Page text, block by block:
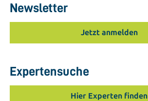
Newsletter
Jetzt anmelden
Expertensuche
Hier Experten finden